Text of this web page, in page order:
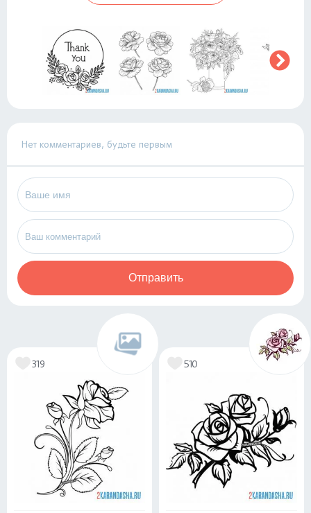
Нет комментариев, будьте первым
Отправить
319 510